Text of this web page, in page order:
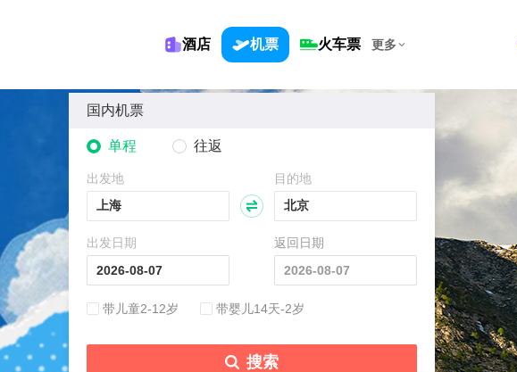
酒店 机票 火车票 更多
国内机票
单程 往返
出发地 目的地
出发日期 返回日期
带儿童2-12岁 带婴儿14天-2岁
搜索